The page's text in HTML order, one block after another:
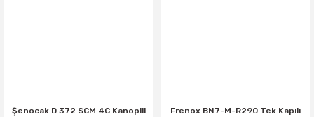
Şenocak D 372 SCM 4C Kanopili
Frenox BN7-M-R290 Tek Kapılı